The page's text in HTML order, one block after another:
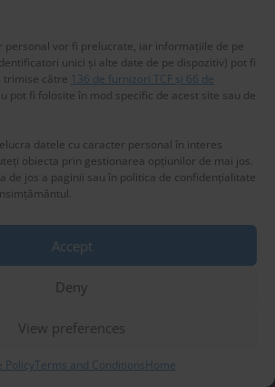
personal vor fi prelucrate, iar informațiile de pe
unici și alte date de pe dispozitiv) pot fi
trimise către 136 de furnizori TCF și 66 de
pot fi folosite în mod specific de acest site sau de
datele cu caracter personal în interes
obiecta prin gestionarea opțiunilor de mai jos.
de jos a paginii sau în politica de confidențialitate
Accept
Deny
View preferences
PolicyTerms and ConditionsHome
site uses cookies. By continuing to use this
how to control cookies, see here: